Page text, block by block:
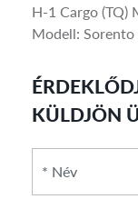
H-1 Cargo (TQ)
Modell: Sorento
KÜLDJÖN
Név